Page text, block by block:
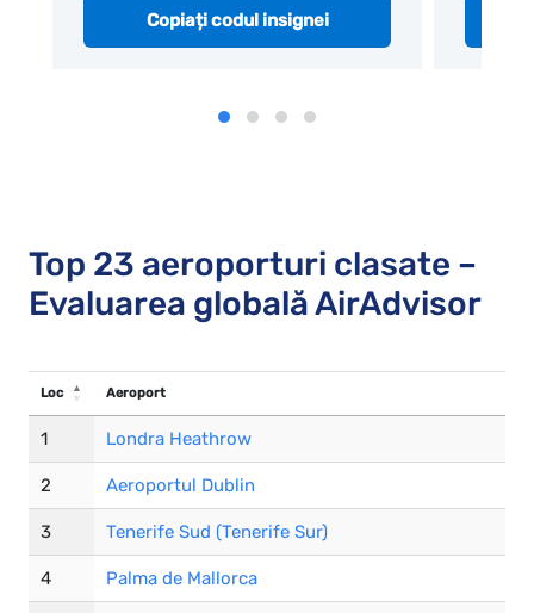
Copiați codul insignei
Top 23 aeroporturi clasate –
Evaluarea globală AirAdvisor
Loc Aeroport
1 Londra Heathrow
2 Aeroportul Dublin
3 Tenerife Sud (Tenerife Sur)
4 Palma de Mallorca